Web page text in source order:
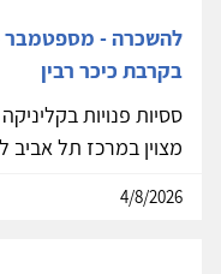
להשכרה - מספטמבר -
בקרבת כיכר רבין
ססיות פנויות
מצוין במרכז תל אביב
4/8/2026